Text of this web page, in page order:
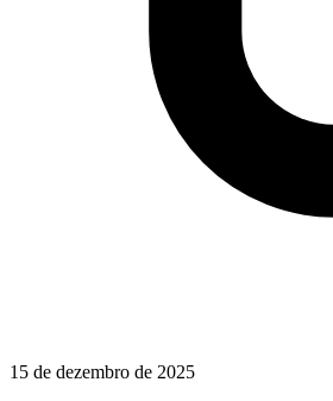
15 de dezembro de 2025